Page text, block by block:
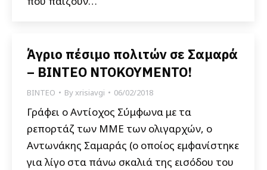
Άγριο πέσιμο πολιτών σε Σαμαρά
– ΒΙΝΤΕΟ ΝΤΟΚΟΥΜΕΝΤΟ!
ΒΙΝΤΕΟ Byxrisiavgi 06/02/2018
Γράφει ο Αντίοχος Σύμφωνα με τα
ρεπορτάζ των ΜΜΕ των ολιγαρχών, ο
Αντωνάκης Σαμαράς (ο οποίος εμφανίστηκε
για λίγο στα πάνω σκαλιά της εισόδου του